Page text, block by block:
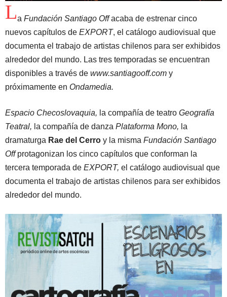
La Fundación Santiago Offacaba de estrenar cinco
nuevos capítulos de EXPORT, el catálogo audiovisual que
documenta el trabajo de artistas chilenos para ser exhibidos
alrededor del mundo. Las tres temporadas se encuentran
disponibles a través de www.santiagooff.com y
próximamente en Ondamedia.
Espacio Checoslovaquia, la compañía de teatro Geografía
Teatral, la compañía de danza Plataforma Mono, la
dramaturga Rae del Cerro y la misma Fundación Santiago
Offprotagonizan los cinco capítulos que conforman la
tercera temporada de EXPORT, el catálogo audiovisual que
documenta el trabajo de artistas chilenos para ser exhibidos
alrededor del mundo.